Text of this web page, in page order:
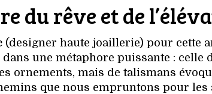
du rêve et de
(designer haute joaillerie) pour cette
une métaphore puissante : celle
ornements, mais de talismans
que nous empruntons pour les